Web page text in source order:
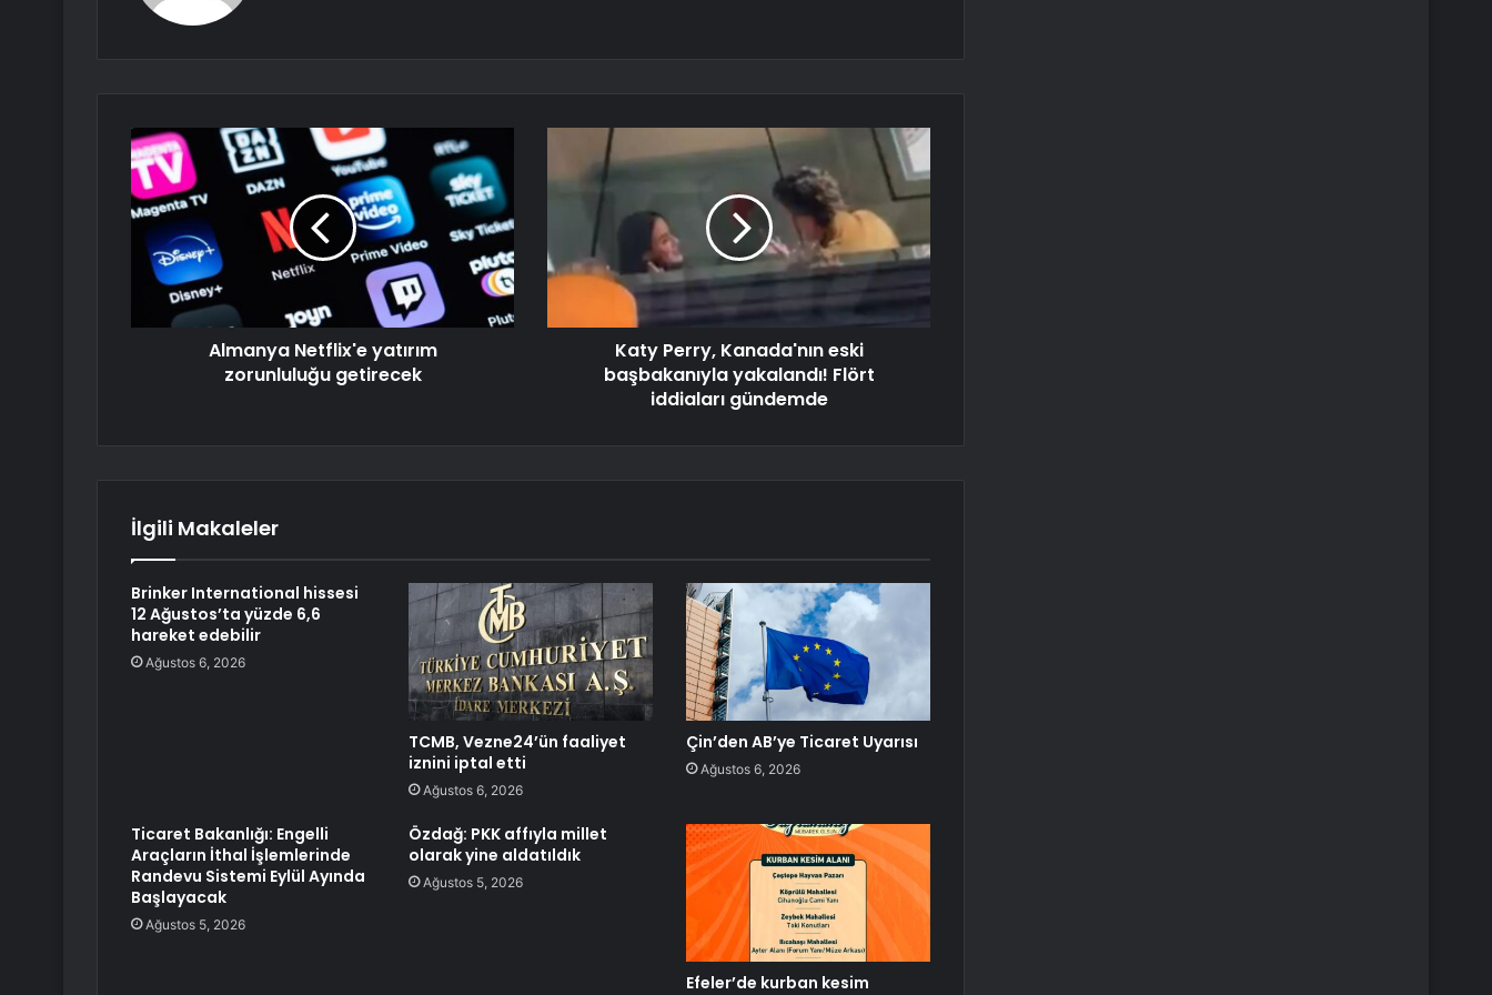
Almanya Netflix'e yatırım
zorunluluğu getirecek
Katy Perry, Kanada'nın eski
başbakanıyla yakalandı! Flört
iddiaları gündemde
İlgili Makaleler
Brinker International hissesi
12 Ağustos’ta yüzde 6,6
hareket edebilir
Ağustos 6, 2026
TCMB, Vezne24’ün faaliyet
iznini iptal etti
Ağustos 6, 2026
Çin’den AB’ye Ticaret Uyarısı
Ağustos 6, 2026
Ticaret Bakanlığı: Engelli
Araçların İthal İşlemlerinde
Randevu Sistemi Eylül Ayında
Başlayacak
Ağustos 5, 2026
Özdağ: PKK affıyla millet
olarak yine aldatıldık
Ağustos 5, 2026
Efeler’de kurban kesim